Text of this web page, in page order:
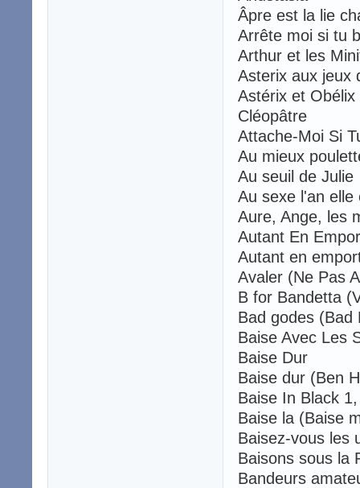
Âpre est la lie
Arrête moi si tu
Arthur et les
Asterix aux
Astérix et
Cléopâtre
Attache-Moi Si
Au mieux
Au seuil de
Au sexe l'an
Aure, Ange, les
Autant En
Autant en
Avaler (Ne Pas
B for Bandetta
Bad godes
Baise Avec
Baise Dur
Baise dur (Ben
Baise In Black
Baise la (Baise
Baisez-vous
Baisons sous
Bandeurs